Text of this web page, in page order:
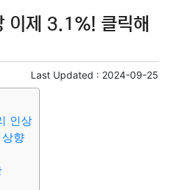
주식 암호화폐 블록체인
미용 증권 인테리어
맛집
이제 3.1%! 클릭해
Last Updated : 2024-09-25
인상
향